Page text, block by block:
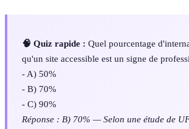
🧠 Quiz rapide : Quel pourcentage
qu'un site accessible est un signe de
- A) 50%
- B) 70%
- C) 90%
Réponse : B) 70% — Selon une étude de